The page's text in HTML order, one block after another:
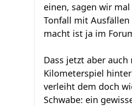
einen, sagen wir
Tonfall mit Ausfällen
macht ist ja im
Dass jetzt aber auch
Kilometerspiel
verleiht dem doch
Schwabe: ein